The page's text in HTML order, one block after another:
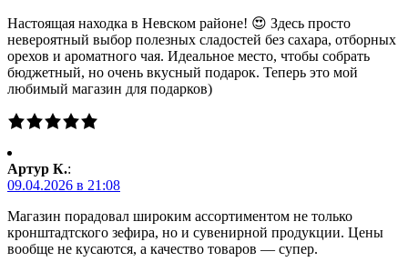
Настоящая находка в Невском районе! 😍 Здесь просто
невероятный выбор полезных сладостей без сахара, отборных
орехов и ароматного чая. Идеальное место, чтобы собрать
бюджетный, но очень вкусный подарок. Теперь это мой
любимый магазин для подарков)
Артур К.:
09.04.2026 в 21:08
Магазин порадовал широким ассортиментом не только
кронштадтского зефира, но и сувенирной продукции. Цены
вообще не кусаются, а качество товаров — супер.